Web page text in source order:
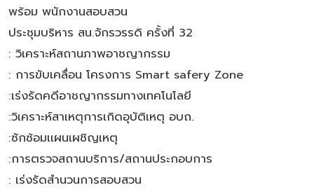
พร้อม พนักงานสอบสวน
ประชุมบริหาร สน.จักรวรรดิ ครั้งที่ 32
: วิเคราะห์สถานภาพอาชญากรรม
: การขับเคลื่อน โครงการ Smart safery Zone
:เร่งรัดคดีอาชญากรรมทางเทคโนโลยี
:วิเคราะห์สาเหตุการเกิดอุบัติเหตุ อบถ.
:ซักซ้อมเเผนเผชิญเหตุ
:การตรวจสถานบริการ/สถานประกอบการ
: เร่งรัดสำนวนการสอบสวน